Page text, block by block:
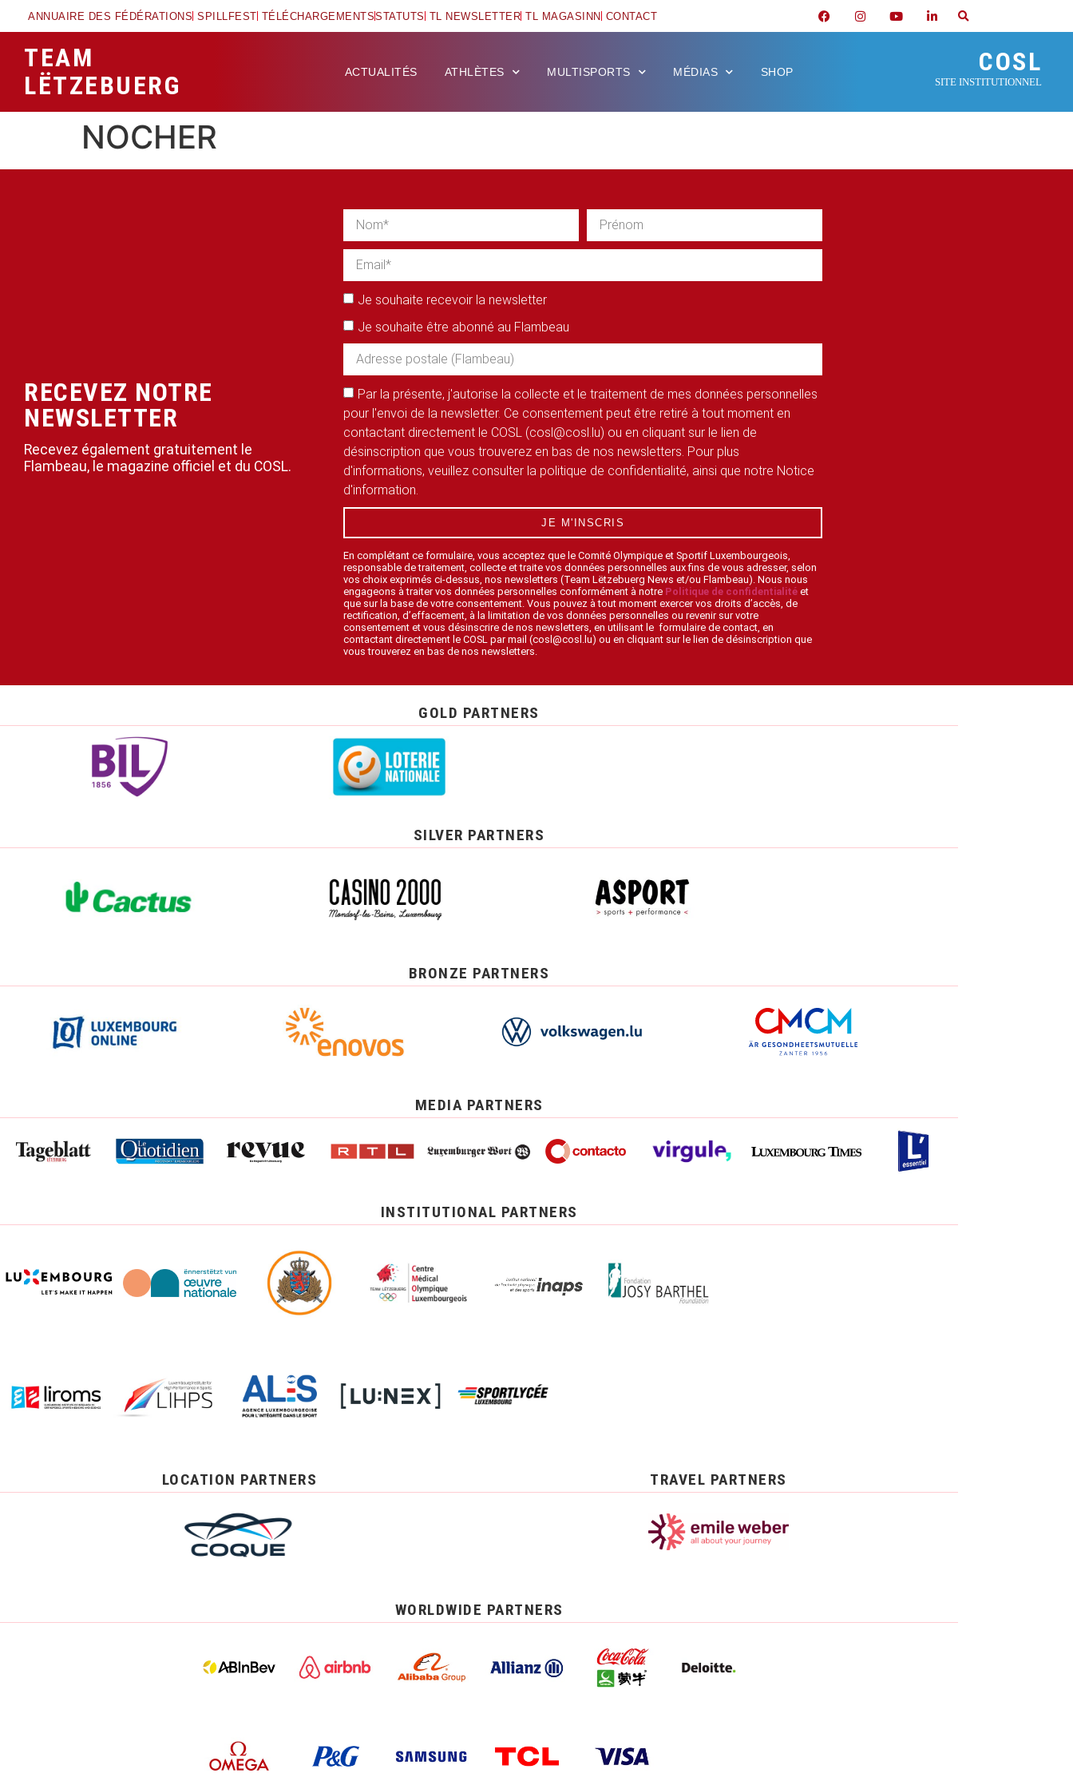
ANNUAIRE DES FÉDÉRATIONS SPILLFEST TÉLÉCHARGEMENTSSTATUTS TL NEWSLETTER TL MAGASINN CONTACT
TEAM
LËTZEBUERG
ACTUALITÉS ATHLÈTES MULTISPORTS MÉDIAS SHOP COSL
SITE INSTITUTIONNEL
NOCHER
RECEVEZ NOTRE
NEWSLETTER
Recevez également gratuitement le
Flambeau, le magazine officiel et du COSL.
Je souhaite recevoir la newsletter
Je souhaite être abonné au Flambeau
Par la présente, j'autorise la collecte et le traitement de mes données personnelles
pour l'envoi de la newsletter. Ce consentement peut être retiré à tout moment en
contactant directement le COSL (cosl@cosl.lu) ou en cliquant sur le lien de
désinscription que vous trouverez en bas de nos newsletters. Pour plus
d'informations, veuillez consulter la politique de confidentialité, ainsi que notre Notice
d'information.
JE M'INSCRIS
En complétant ce formulaire, vous acceptez que le Comité Olympique et Sportif Luxembourgeois,
responsable de traitement, collecte et traite vos données personnelles aux fins de vous adresser, selon
vos choix exprimés ci-dessus, nos newsletters (Team Lëtzebuerg News et/ou Flambeau). Nous nous
engageons à traiter vos données personnelles conformément à notre Politique de confidentialité et
que sur la base de votre consentement. Vous pouvez à tout moment exercer vos droits d’accès, de
rectification, d’effacement, à la limitation de vos données personnelles ou revenir sur votre
consentement et vous désinscrire de nos newsletters, en utilisant le formulaire de contact, en
contactant directement le COSL par mail (cosl@cosl.lu) ou en cliquant sur le lien de désinscription que
vous trouverez en bas de nos newsletters.
GOLD PARTNERS
SILVER PARTNERS
BRONZE PARTNERS
MEDIA PARTNERS
INSTITUTIONAL PARTNERS
LOCATION PARTNERS TRAVEL PARTNERS
WORLDWIDE PARTNERS